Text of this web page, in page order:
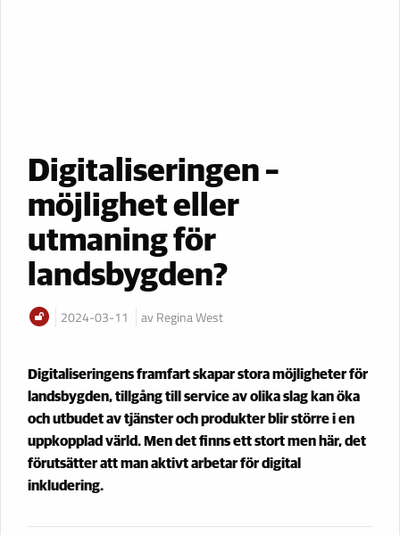
Digitaliseringen –
möjlighet eller
utmaning för
landsbygden?
2024-03-11 av Regina West
Digitaliseringens framfart skapar stora möjligheter för
landsbygden, tillgång till service av olika slag kan öka
och utbudet av tjänster och produkter blir större i en
uppkopplad värld. Men det finns ett stort men här, det
förutsätter att man aktivt arbetar för digital
inkludering.